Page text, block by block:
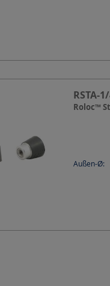
RSTA-
Roloc™
Außen-Ø: